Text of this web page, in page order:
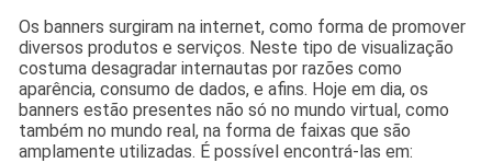
Os banners surgiram na internet, como forma de promover
diversos produtos e serviços. Neste tipo de visualização
costuma desagradar internautas por razões como
aparência, consumo de dados, e afins. Hoje em dia, os
banners estão presentes não só no mundo virtual, como
também no mundo real, na forma de faixas que são
amplamente utilizadas. É possível encontrá-las em: